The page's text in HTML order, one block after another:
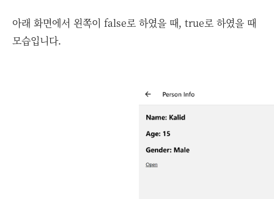
아래 화면에서 왼쪽이 false로 하였을 때, true로 하였을 때
모습입니다.